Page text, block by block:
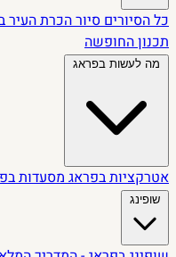
כל הסיוריםסיור הכרת העיר
תכנון החופשה
מה לעשות בפראג
אטרקציות בפראגמסעדות
שופינג